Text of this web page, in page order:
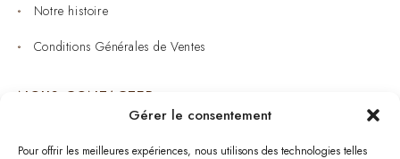
Gérer le consentement
Pour offrir les meilleures expériences, nous utilisons des technologies telles
Notre histoire
Conditions Générales de Ventes
NOUS CONTACTER